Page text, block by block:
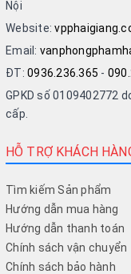
Nội
Website:
Email:
ĐT: 0936.236.365 -
GPKD số 0109402772
cấp.
HỖ TRỢ KHÁCH
Tìm kiếm Sản phẩm
Hướng dẫn mua hàng
Hướng dẫn thanh toán
Chính sách vận chuyển
Chính sách bảo hành